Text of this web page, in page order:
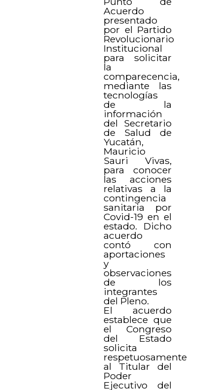
Acuerdo
presentado
por el Partido
Revolucionario
Institucional
para solicitar
la
comparecencia,
mediante las
tecnologías
de la
información
del Secretario
de Salud de
Yucatán,
Mauricio
Sauri Vivas,
para conocer
las acciones
relativas a la
contingencia
sanitaria por
Covid-19 en el
estado. Dicho
acuerdo
contó con
aportaciones
y
observaciones
de los
integrantes
del Pleno.
El acuerdo
establece que
el Congreso
del Estado
solicita
respetuosamente
al Titular del
Poder
Ejecutivo del